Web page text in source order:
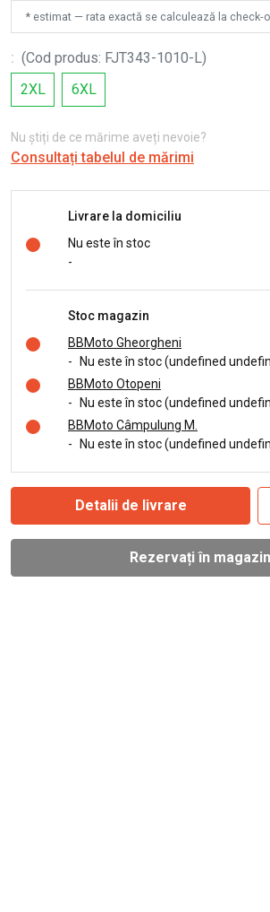
* estimat — rata exactă se calculează la check-
: (Cod produs: FJT343-1010-L)
2XL
6XL
Nu știți de ce mărime aveți nevoie?
Consultați tabelul de mărimi
Livrare la domiciliu
Nu este în stoc
-
Stoc magazin
BBMoto Gheorgheni
-
Nu este în stoc (undefined
BBMoto Otopeni
-
Nu este în stoc (undefined
BBMoto Câmpulung M.
-
Nu este în stoc (undefined
Detalii de livrare
Rezervați în magazin